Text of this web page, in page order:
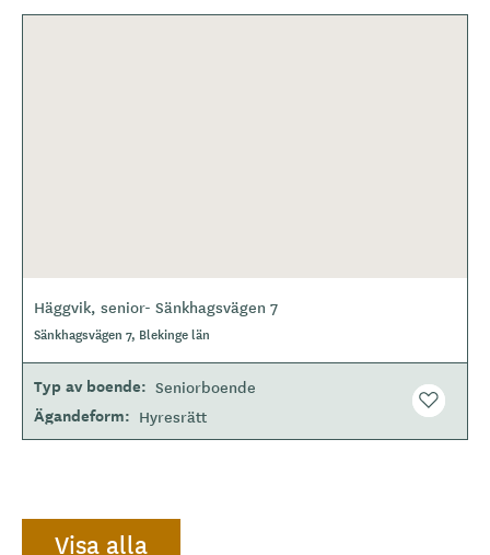
Häggvik, senior- Sänkhagsvägen 7
Sänkhagsvägen 7, Blekinge län
Typ av boende Seniorboende
Ägandeform Hyresrätt
Visa alla